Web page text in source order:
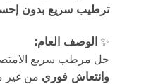
ترطيب سريع بدون
✨ الوصف العام:
جل مرطب سريع
وانتعاش فوري من غير